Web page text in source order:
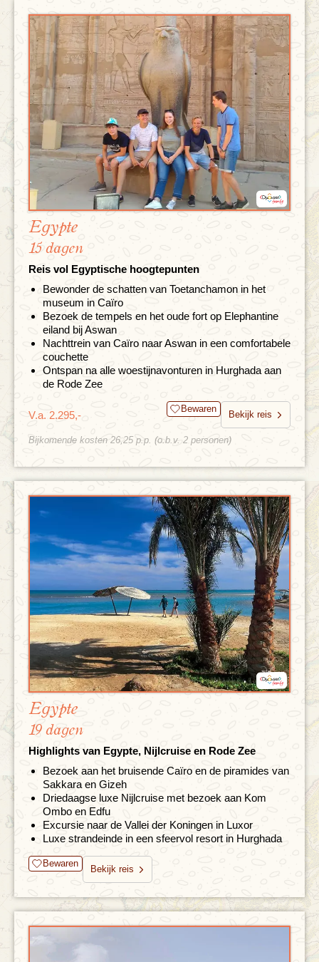
Egypte
15 dagen
Reis vol Egyptische hoogtepunten
Bewonder de schatten van Toetanchamon in het
museum in Caïro
Bezoek de tempels en het oude fort op Elephantine
eiland bij Aswan
Nachttrein van Caïro naar Aswan in een comfortabele
couchette
Ontspan na alle woestijnavonturen in Hurghada aan
de Rode Zee
V.a. 2.295,- Bewaren
Bekijk reis
Bijkomende kosten 26,25 p.p. (o.b.v. 2 personen)
Egypte
19 dagen
Highlights van Egypte, Nijlcruise en Rode Zee
Bezoek aan het bruisende Caïro en de piramides van
Sakkara en Gizeh
Driedaagse luxe Nijlcruise met bezoek aan Kom
Ombo en Edfu
Excursie naar de Vallei der Koningen in Luxor
Luxe strandeinde in een sfeervol resort in Hurghada
Bewaren
Bekijk reis